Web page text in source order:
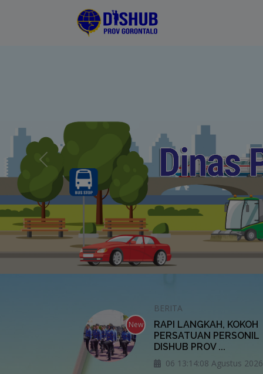
Previous
New
BERITA
RAPI LANGKAH, KOKOH
PERSATUAN PERSONIL
DISHUB PROV ...
06 13:14:08 Agustus 2026